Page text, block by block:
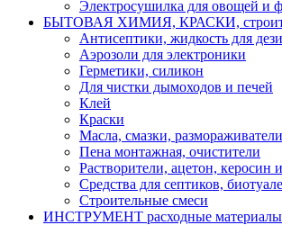
Электросушилка для овощей и
БЫТОВАЯ ХИМИЯ, КРАСКИ,
Антисептики, жидкость для
Аэрозоли для электроники
Герметики, силикон
Для чистки дымоходов и печей
Клей
Краски
Масла, смазки,
Пена монтажная, очистители
Растворители, ацетон, керосин
Средства для септиков,
Строительные смеси
ИНСТРУМЕНТ расходные материалы